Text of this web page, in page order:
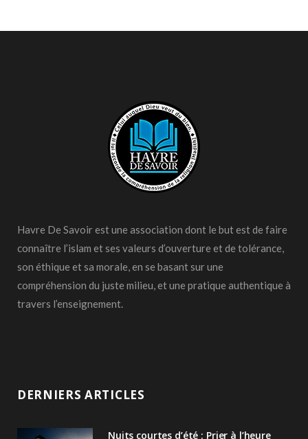
Havre De Savoir est une association dont le but est de faire
connaître l’islam et ses valeurs d’ouverture et de tolérance,
son éthique et sa morale, en se basant sur une
compréhension du juste milieu, et une pratique authentique à
travers l’enseignement.
DERNIERS ARTICLES
Nuits courtes d’été : Prier à l’heure